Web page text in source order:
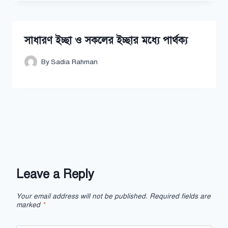
সাধারণ ইচ্ছা ও সকলের ইচ্ছার মধ্যে পার্থক্য
BySadia Rahman
Leave a Reply
Your email address will not be published. Required fields are
marked *